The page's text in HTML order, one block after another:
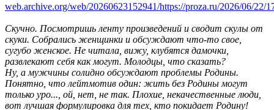
web.archive.org/web/20260623152941/https://proza.ru/2026/06/22/
Скучно. Посмотришь ленту произведений и сводит скулы от
скуки. Собрались женщинки и обсуждают что-то свое,
сугубо женское. Не читала, вижу, клубятся дамочки,
развлекают себя как могут. Молодцы, что сказать?
Ну, а мужчины солидно обсуждают проблемы Родины.
Понятно, что лейтмотив один: жить без Родины могут
только уро..., ой, нет, не так. Плохие, некачественные люди,
вот лучшая формулировка для тех, кто покидает Родину!